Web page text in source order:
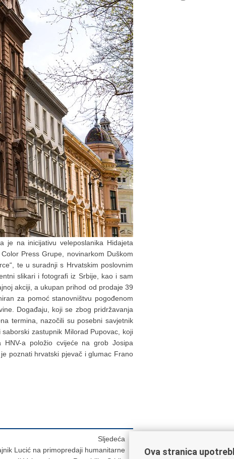
je na inicijativu veleposlanika Hidajeta
Press Grupe, novinarkom Duškom
te u suradnji s Hrvatskim poslovnim
slikari i fotografi iz Srbije, kao i sam
akciji, a ukupan prihod od prodaje 39
za pomoć stanovništvu pogođenom
Događaju, koji se zbog pridržavanja
termina, nazočili su posebni savjetnik
zastupnik Milorad Pupovac, koji
HNV-a položio cvijeće na grob Josipa
poznati hrvatski pjevač i glumac Frano
Sljedeća
Lucić na primopredaji humanitarne
Ova stranica